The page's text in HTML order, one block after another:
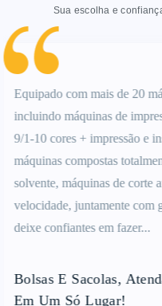
Sua escolha e
Somos
SGS, o material
os padrões da
disposição, para
qualquer
Certificado